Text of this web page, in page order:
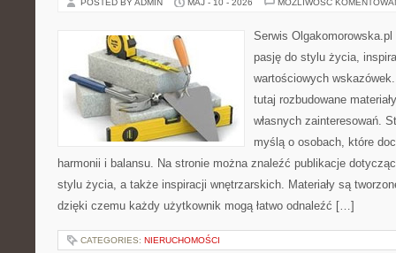
POSTED BY ADMIN MAJ - 10 - 2026 MOŻLIWOŚĆ
Serwis
pasję do stylu życia,
wartościowych
tutaj rozbudowane
własnych zainteresowań.
myślą o osobach, które
harmonii i balansu. Na stronie można znaleźć publikacje
stylu życia, a także inspiracji wnętrzarskich. Materiały są
dzięki czemu każdy użytkownik mogą łatwo odnaleźć […]
CATEGORIES: NIERUCHOMOŚCI